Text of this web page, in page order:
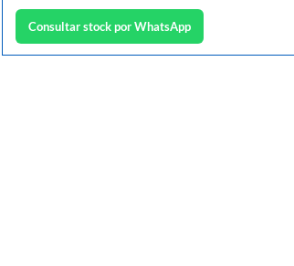
Consultar stock por WhatsApp